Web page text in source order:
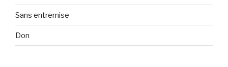
Sans entremise
Don